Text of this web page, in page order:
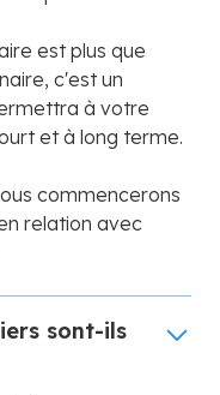
est plus que
c'est un
à votre
et à long terme.
commencerons
relation avec
sont-ils